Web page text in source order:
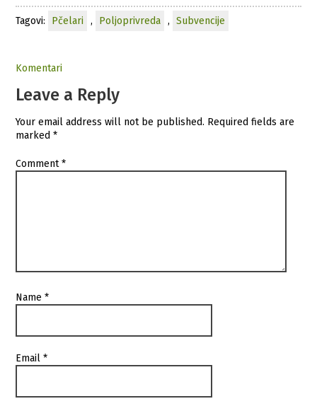
Tagovi: Pčelari , Poljoprivreda , Subvencije
Komentari
Leave a Reply
Your email address will not be published. Required fields are
marked*
Comment*
Name*
Email*